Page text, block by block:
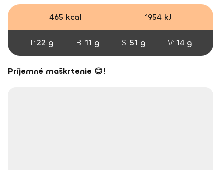
465 kcal 1954 kJ
T: 22 g B: 11 g S: 51 g V: 14 g
Príjemné maškrtenie 😊!